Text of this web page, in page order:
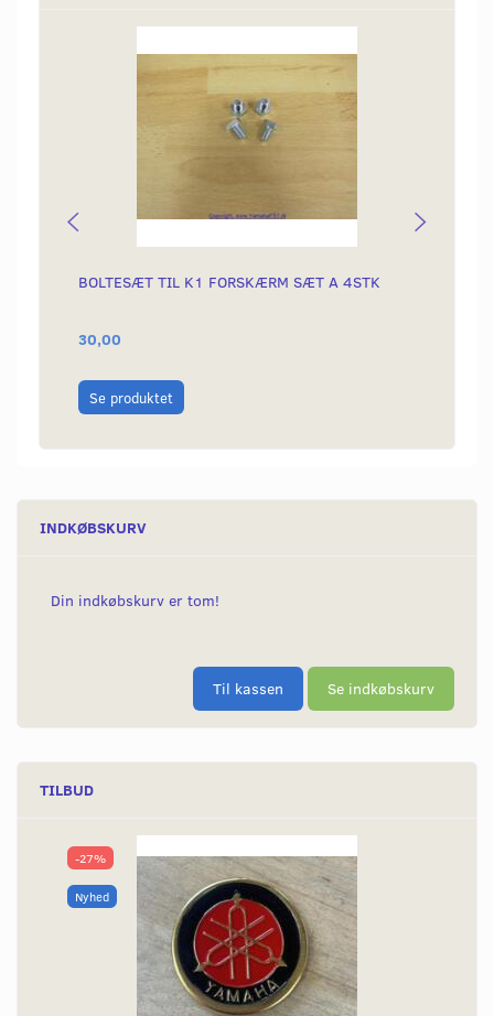
BOLTESÆT TIL K1 FORSKÆRM SÆT A 4STK
30,00
Se produktet
INDKØBSKURV
Din indkøbskurv er tom!
Til kassen Se indkøbskurv
TILBUD
-27%
Nyhed